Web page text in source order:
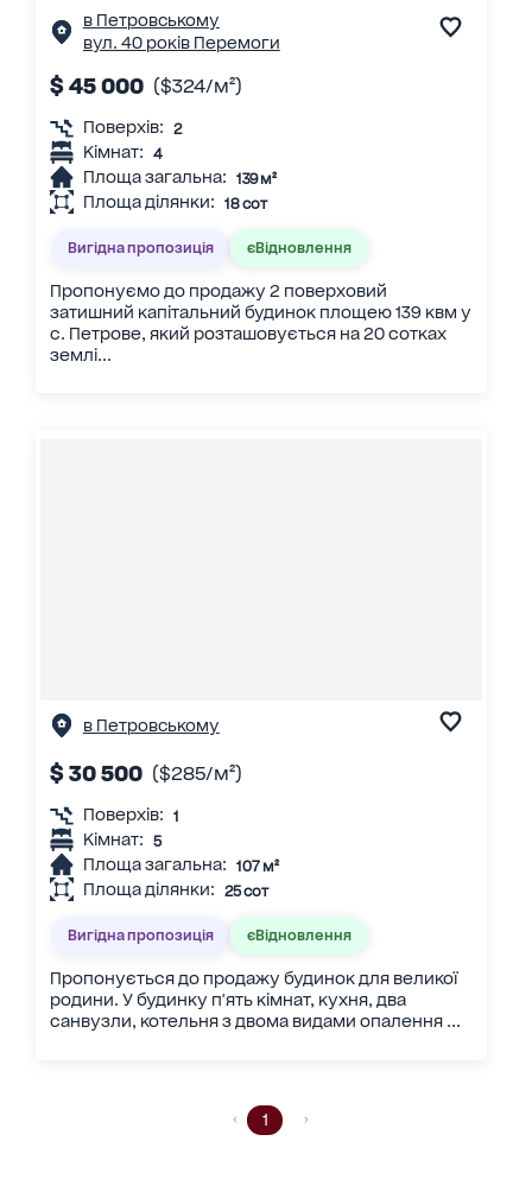
в Петровському
вул. 40 років Перемоги
$ 45 000 ($324/м²)
Поверхів: 2
Кімнат: 4
Площа загальна: 139 м²
Площа ділянки: 18 сот
Вигідна пропозиція єВідновлення
Пропонуємо до продажу 2 поверховий
затишний капітальний будинок площею 139 квм у
с. Петрове, який розташовується на 20 сотках
землі...
в Петровському
$ 30 500 ($285/м²)
Поверхів: 1
Кімнат: 5
Площа загальна: 107 м²
Площа ділянки: 25 сот
Вигідна пропозиція єВідновлення
Пропонується до продажу будинок для великої
родини. У будинку п'ять кімнат, кухня, два
санвузли, котельня з двома видами опалення ...
1